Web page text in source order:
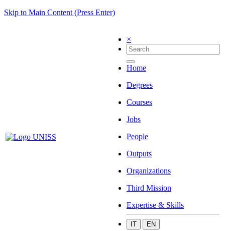
Skip to Main Content (Press Enter)
×
Home
Degrees
Courses
Jobs
People
Outputs
Organizations
Third Mission
Expertise & Skills
IT EN